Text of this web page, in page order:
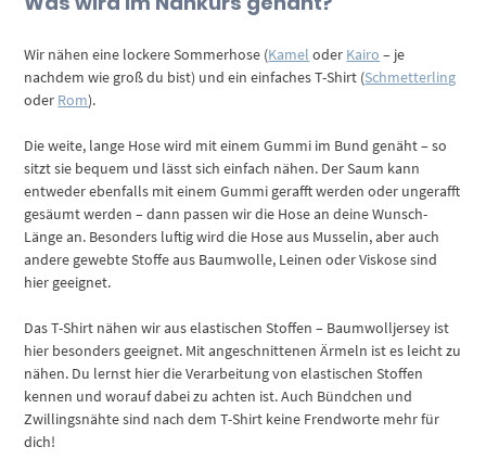
Wir nähen eine lockere Sommerhose (Kamel oder Kairo – je
nachdem wie groß du bist) und ein einfaches T-Shirt (Schmetterling
oder Rom).
Die weite, lange Hose wird mit einem Gummi im Bund genäht – so
sitzt sie bequem und lässt sich einfach nähen. Der Saum kann
entweder ebenfalls mit einem Gummi gerafft werden oder ungerafft
gesäumt werden – dann passen wir die Hose an deine Wunsch-
Länge an. Besonders luftig wird die Hose aus Musselin, aber auch
andere gewebte Stoffe aus Baumwolle, Leinen oder Viskose sind
hier geeignet.
Das T-Shirt nähen wir aus elastischen Stoffen – Baumwolljersey ist
hier besonders geeignet. Mit angeschnittenen Ärmeln ist es leicht zu
nähen. Du lernst hier die Verarbeitung von elastischen Stoffen
kennen und worauf dabei zu achten ist. Auch Bündchen und
Zwillingsnähte sind nach dem T-Shirt keine Frendworte mehr für
dich!